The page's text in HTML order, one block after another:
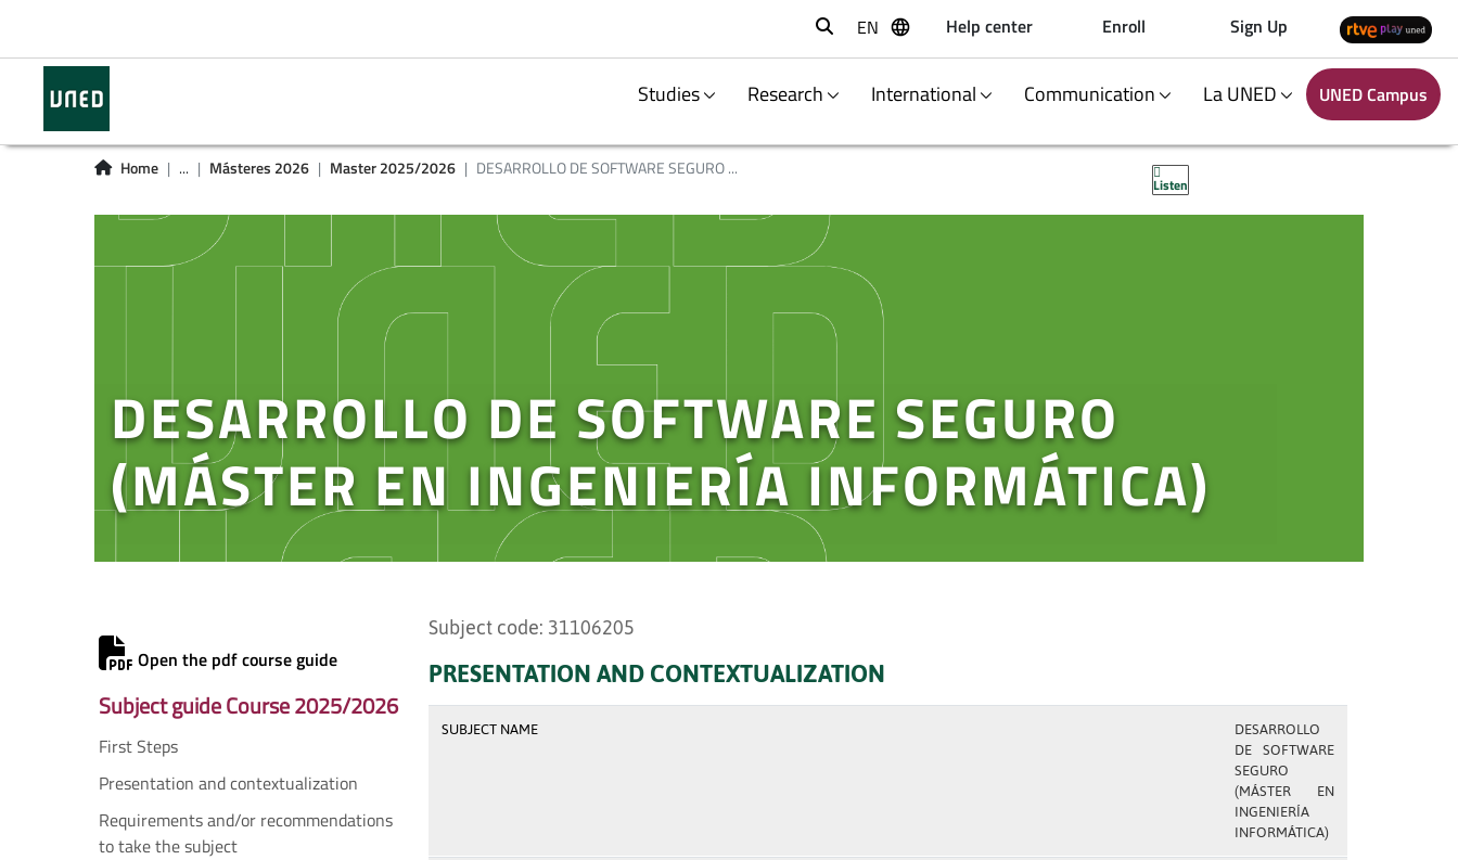
Buscar
EN Help center Enroll Sign Up
Studies Research International Communication La UNED UNED Campus
Home ... Másteres 2026 Master 2025/2026 DESARROLLO DE SOFTWARE SEGURO ...
Listen
DESARROLLO DE SOFTWARE SEGURO
(MÁSTER EN INGENIERÍA INFORMÁTICA)
Open the pdf course guide
Subject guide Course 2025/2026
First Steps
Presentation and contextualization
Requirements and/or recommendations
to take the subject
Subject code: 31106205
PRESENTATION AND CONTEXTUALIZATION
SUBJECT NAME
DESARROLLO
DE SOFTWARE
SEGURO
(MÁSTER EN
INGENIERÍA
INFORMÁTICA)